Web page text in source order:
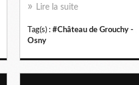
Lire la suite
Tag(s) : #Château de Grouchy -
Osny